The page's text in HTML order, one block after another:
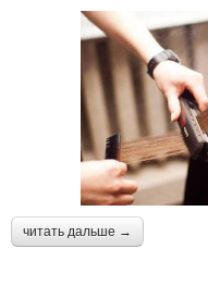
читать дальше →